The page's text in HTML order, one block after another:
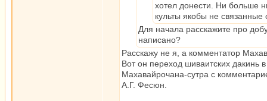
хотел донести. Ни больше
культы якобы не
Для начала расскажите про
написано?
Расскажу не я, а комментатор
Вот он переход шиваитских дакинь
Махавайрочана-сутра с
А.Г. Фесюн.